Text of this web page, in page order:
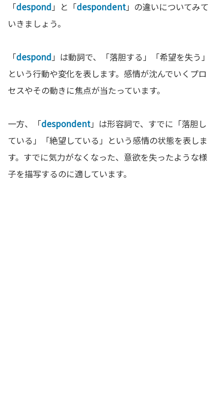
「despond」と「despondent」の違いについてみて
いきましょう。
「despond」は動詞で、「落胆する」「希望を失う」
という行動や変化を表します。感情が沈んでいくプロ
セスやその動きに焦点が当たっています。
一方、「despondent」は形容詞で、すでに「落胆し
ている」「絶望している」という感情の状態を表しま
す。すでに気力がなくなった、意欲を失ったような様
子を描写するのに適しています。